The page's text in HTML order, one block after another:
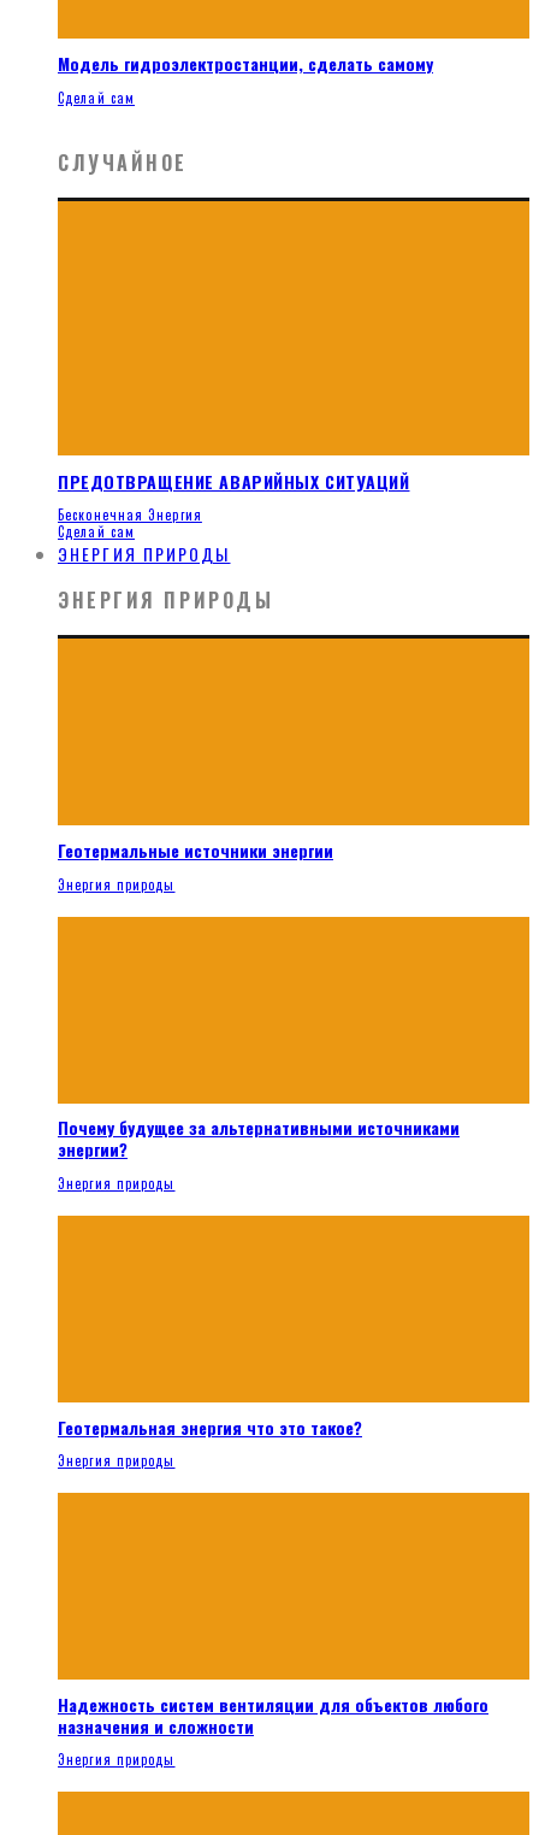
Модель гидроэлектростанции, сделать самому
Сделай сам
СЛУЧАЙНОЕ
ПРЕДОТВРАЩЕНИЕ АВАРИЙНЫХ СИТУАЦИЙ
Бесконечная Энергия
Сделай сам
ЭНЕРГИЯ ПРИРОДЫ
ЭНЕРГИЯ ПРИРОДЫ
Геотермальные источники энергии
Энергия природы
Почему будущее за альтернативными источниками
энергии?
Энергия природы
Геотермальная энергия что это такое?
Энергия природы
Надежность систем вентиляции для объектов любого
назначения и сложности
Энергия природы